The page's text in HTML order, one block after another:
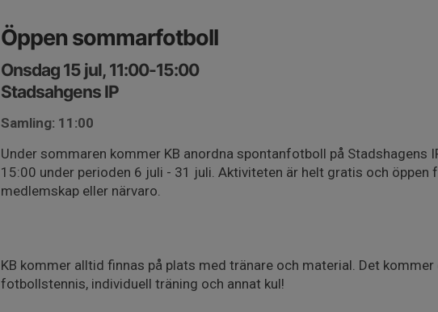
Öppen sommarfotboll
Onsdag 15 jul, 11:00-15:00
Stadsahgens IP
Samling: 11:00
Under sommaren kommer KB anordna spontanfotboll på Stadshagens
15:00 under perioden 6 juli - 31 juli. Aktiviteten är helt gratis och öppen
medlemskap eller närvaro.
KB kommer alltid finnas på plats med tränare och material. Det
fotbollstennis, individuell träning och annat kul!